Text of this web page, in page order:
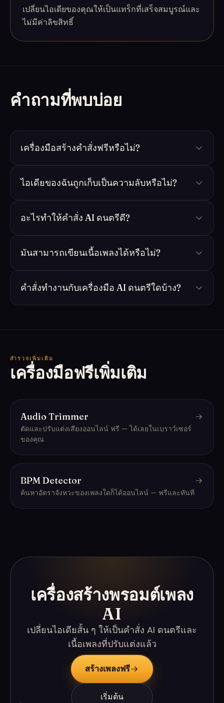
เปลี่ยนไอเดียของคุณให้เป็นแทร็กที่เสร็จสมบูรณ์และ
ไม่มีค่าลิขสิทธิ์
คำถามที่พบบ่อย
เครื่องมือสร้างคำสั่งฟรีหรือไม่?
ไอเดียของฉันถูกเก็บเป็นความลับหรือไม่?
อะไรทำให้คำสั่ง AI ดนตรีดี?
มันสามารถเขียนเนื้อเพลงได้หรือไม่?
คำสั่งทำงานกับเครื่องมือ AI ดนตรีใดบ้าง?
สำรวจเพิ่มเติม
เครื่องมือฟรีเพิ่มเติม
Audio Trimmer
ตัดและปรับแต่งเสียงออนไลน์ ฟรี — ได้เลยในเบราว์เซอร์
ของคุณ
BPM Detector
ค้นหาอัตราจังหวะของเพลงใดก็ได้ออนไลน์ — ฟรีและทันที
เครื่องสร้างพรอมต์เพลง
AI
เปลี่ยนไอเดียสั้น ๆ ให้เป็นคำสั่ง AI ดนตรีและ
เนื้อเพลงที่ปรับแต่งแล้ว
สร้างเพลงฟรี
เริ่มต้น